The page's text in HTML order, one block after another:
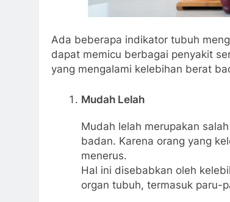
Ada beberapa indikator tubuh
dapat memicu berbagai penyakit
yang mengalami kelebihan berat
Mudah Lelah
Mudah lelah merupakan
badan. Karena orang yang
menerus.
Hal ini disebabkan oleh
organ tubuh, termasuk paru-